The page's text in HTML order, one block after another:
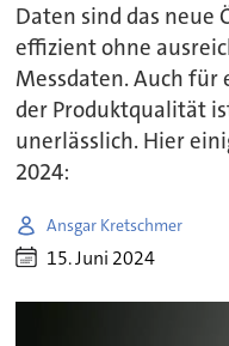
Daten sind das neue
effizient ohne
Messdaten. Auch für
der Produktqualität
unerlässlich. Hier
2024:
Ansgar Kretschmer
15. Juni 2024